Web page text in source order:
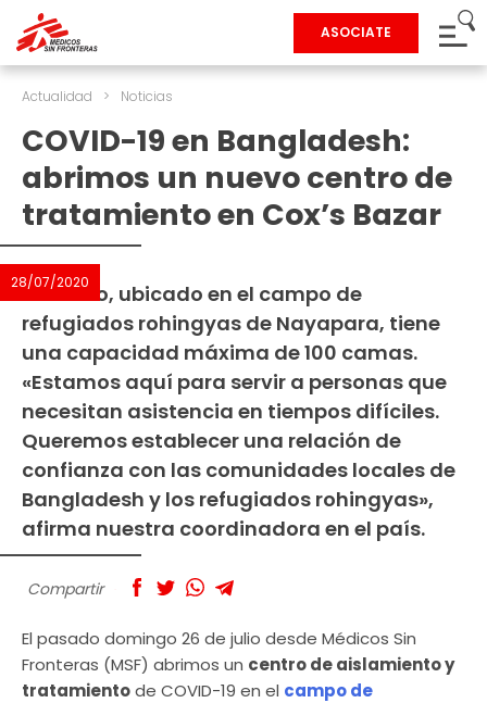
ASOCIATE
Actualidad > Noticias
COVID-19 en Bangladesh:
abrimos un nuevo centro de
tratamiento en Cox’s Bazar
28/07/2020
El centro, ubicado en el campo de
refugiados rohingyas de Nayapara, tiene
una capacidad máxima de 100 camas.
«Estamos aquí para servir a personas que
necesitan asistencia en tiempos difíciles.
Queremos establecer una relación de
confianza con las comunidades locales de
Bangladesh y los refugiados rohingyas»,
afirma nuestra coordinadora en el país.
Compartir
El pasado domingo 26 de julio desde Médicos Sin
Fronteras (MSF) abrimos un centro de aislamiento y
tratamientode COVID-19 en el campo de